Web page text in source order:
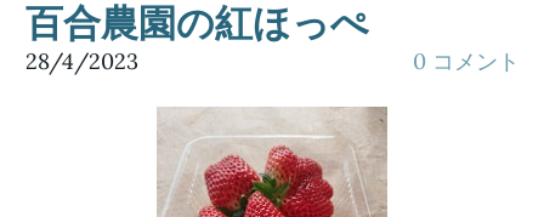
百合農園の紅ほっぺ
28/4/2023 0 コメント